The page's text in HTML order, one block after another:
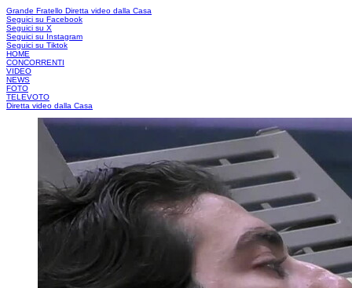
Grande Fratello Diretta video dalla Casa
Seguici su Facebook
Seguici su X
Seguici su Instagram
Seguici su Tiktok
HOME
CONCORRENTI
VIDEO
NEWS
FOTO
TELEVOTO
Diretta video dalla Casa